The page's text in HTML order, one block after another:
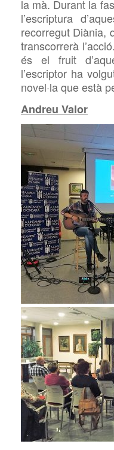
la mà. Durant la
l’escriptura
recorregut Diània,
transcorrerà
és el fruit
l’escriptor ha
novel·la que està
Andreu Valor